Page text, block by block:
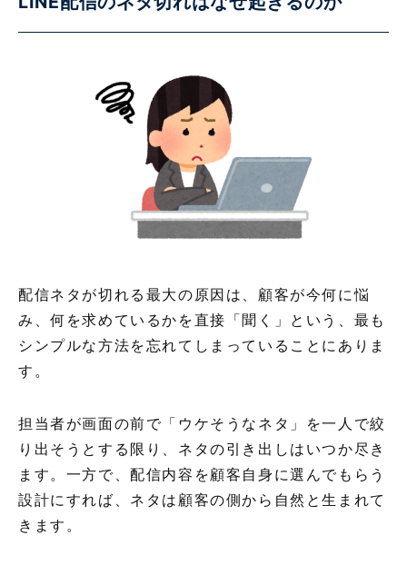
配信ネタが切れる最大の原因は、顧客が今何に悩
み、何を求めているかを直接「聞く」という、最も
シンプルな方法を忘れてしまっていることにありま
す。
担当者が画面の前で「ウケそうなネタ」を一人で絞
り出そうとする限り、ネタの引き出しはいつか尽き
ます。一方で、配信内容を顧客自身に選んでもらう
設計にすれば、ネタは顧客の側から自然と生まれて
きます。